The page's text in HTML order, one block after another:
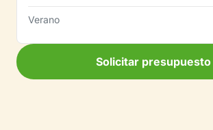
Verano
Solicitar presupuesto